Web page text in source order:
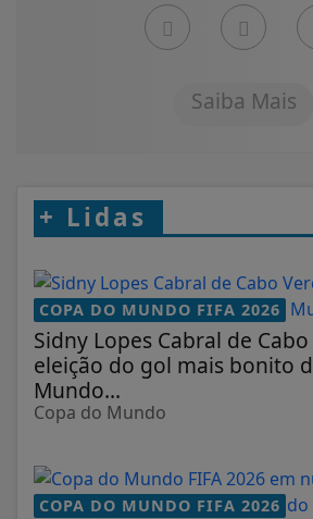
Saiba Mais
+ Lidas
COPA DO MUNDO FIFA 2026
Sidny Lopes Cabral de
eleição do gol mais bonito
Mundo...
Copa do Mundo
COPA DO MUNDO FIFA 2026